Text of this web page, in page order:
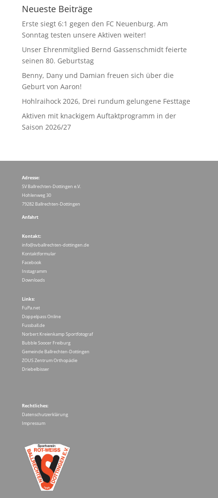
Neueste Beiträge
Erste siegt 6:1 gegen den FC Neuenburg. Am
Sonntag testen unsere Aktiven weiter!
Unser Ehrenmitglied Bernd Gassenschmidt feierte
seinen 80. Geburtstag
Benny, Dany und Damian freuen sich über die
Geburt von Aaron!
Hohlraihock 2026, Drei rundum gelungene Festtage
Aktiven mit knackigem Auftaktprogramm in der
Saison 2026/27
Adresse:
SV Ballrechten-Dottingen e.V.
Hohlenweg 30
79282 Ballrechten-Dottingen
Anfahrt
Kontakt:
info@svballrechten-dottingen.de
Kontaktformular
Facebook
Instagramm
Downloads
Links:
FuPa.net
Doppelpass Online
Fussball.de
Norbert Kreienkamp Sportfotograf
Bubble Soocer Freiburg
Gemeinde Ballrechten-Dottingen
ZOUS Zentrum Orthopädie
Driebelbisser
Rechtliches:
Datenschutzerklärung
Impressum